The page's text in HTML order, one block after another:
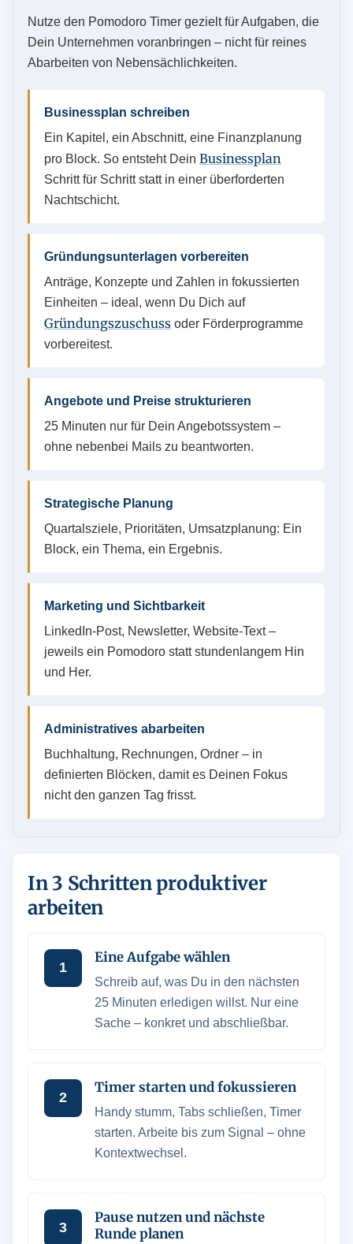
Nutze den Pomodoro Timer gezielt für Aufgaben, die
Dein Unternehmen voranbringen – nicht für reines
Abarbeiten von Nebensächlichkeiten.
Businessplan schreiben
Ein Kapitel, ein Abschnitt, eine Finanzplanung
pro Block. So entsteht Dein Businessplan
Schritt für Schritt statt in einer überforderten
Nachtschicht.
Gründungsunterlagen vorbereiten
Anträge, Konzepte und Zahlen in fokussierten
Einheiten – ideal, wenn Du Dich auf
Gründungszuschuss oder Förderprogramme
vorbereitest.
Angebote und Preise strukturieren
25 Minuten nur für Dein Angebotssystem –
ohne nebenbei Mails zu beantworten.
Strategische Planung
Quartalsziele, Prioritäten, Umsatzplanung: Ein
Block, ein Thema, ein Ergebnis.
Marketing und Sichtbarkeit
LinkedIn-Post, Newsletter, Website-Text –
jeweils ein Pomodoro statt stundenlangem Hin
und Her.
Administratives abarbeiten
Buchhaltung, Rechnungen, Ordner – in
definierten Blöcken, damit es Deinen Fokus
nicht den ganzen Tag frisst.
In 3 Schritten produktiver
arbeiten
1
Eine Aufgabe wählen
Schreib auf, was Du in den nächsten
25 Minuten erledigen willst. Nur eine
Sache – konkret und abschließbar.
2
Timer starten und fokussieren
Handy stumm, Tabs schließen, Timer
starten. Arbeite bis zum Signal – ohne
Kontextwechsel.
3
Pause nutzen und nächste
Runde planen